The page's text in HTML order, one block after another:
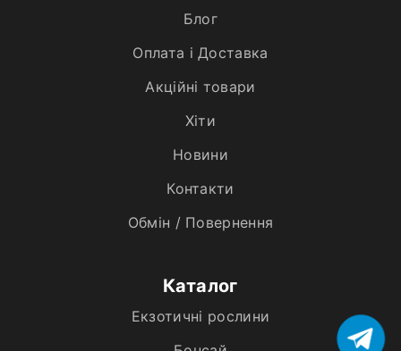
Блог
Оплата і Доставка
Акційні товари
Хiти
Новини
Контакти
Обмін / Повернення
Каталог
Екзотичні рослини